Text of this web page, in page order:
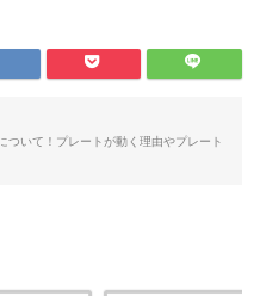
ついて！プレートが動く理由やプレート